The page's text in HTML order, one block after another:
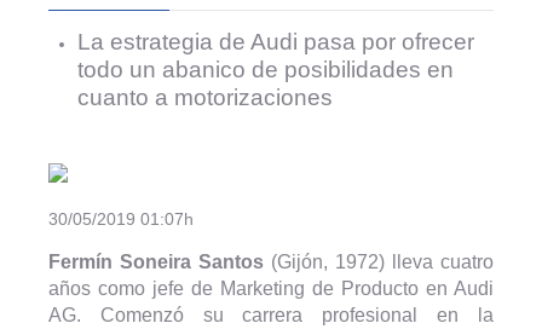
La estrategia de Audi pasa por ofrecer
todo un abanico de posibilidades en
cuanto a motorizaciones
30/05/2019 01:07h
Fermín Soneira Santos (Gijón, 1972) lleva cuatro
años como jefe de Marketing de Producto en Audi
AG. Comenzó su carrera profesional en la